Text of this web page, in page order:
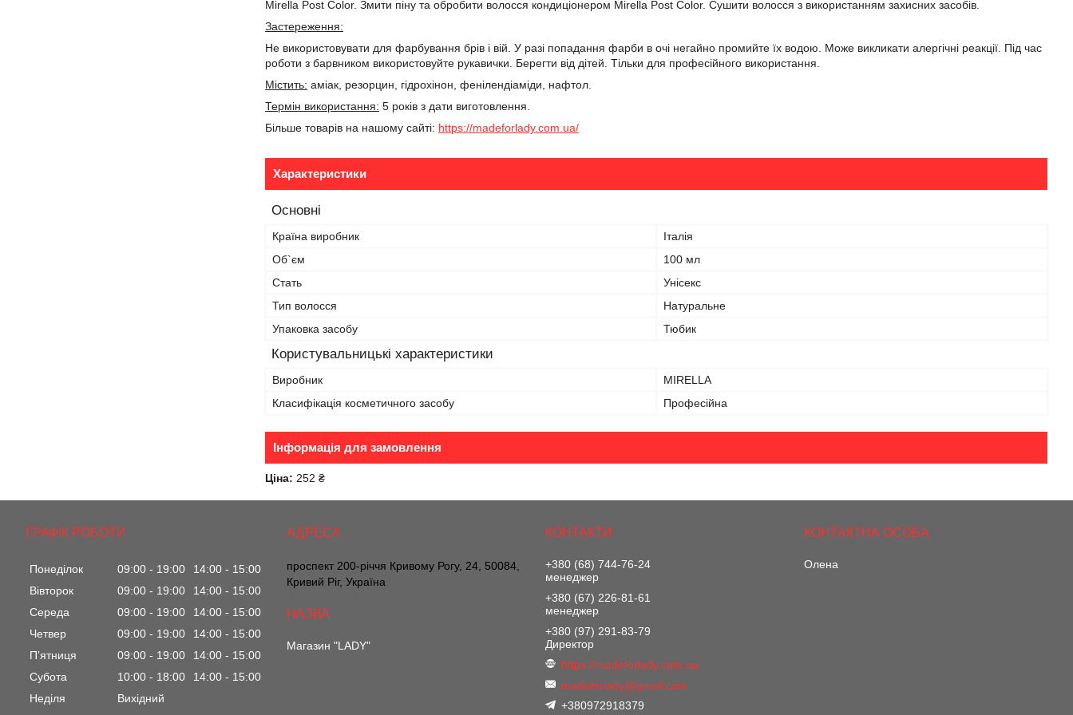
Mirella Post Color. Змити піну та обробити волосся кондиціонером Mirella Post Color. Сушити волосся з використанням захисних засобів.
Застереження:
Не використовувати для фарбування брів і вій. У разі попадання фарби в очі негайно промийте їх водою. Може викликати алергічні реакції. Під час
роботи з барвником використовуйте рукавички. Берегти від дітей. Тільки для професійного використання.
Містить: аміак, резорцин, гідрохінон, фенілендіаміди, нафтол.
Термін використання: 5 років з дати виготовлення.
Більше товарів на нашому сайті: https://madeforlady.com.ua/
Характеристики
Основні
Країна виробник
Італія
Об`єм
100 мл
Стать
Унісекс
Тип волосся
Натуральне
Упаковка засобу
Тюбик
Користувальницькі характеристики
Виробник
MIRELLA
Класифікація косметичного засобу
Професійна
Інформація для замовлення
Ціна: 252 ₴
ГРАФІК РОБОТИ
Понеділок 09:00 19:00 14:00
15:00
Вівторок
09:00 19:00 14:00
15:00
Середа
09:00 19:00 14:00
15:00
Четвер
09:00 19:00 14:00
15:00
Пʼятниця
09:00 19:00 14:00
15:00
Субота
10:00 18:00 14:00
15:00
Неділя
Вихідний
проспект 200-річчя Кривому Рогу, 24, 50084,
Кривий Ріг, Україна
Магазин "LADY"
+380 (68) 744-76-24
менеджер
+380 (67) 226-81-61
менеджер
+380 (97) 291-83-79
Директор
https://madeforlady.com.ua
madeforlady@gmail.com
+380972918379
Олена